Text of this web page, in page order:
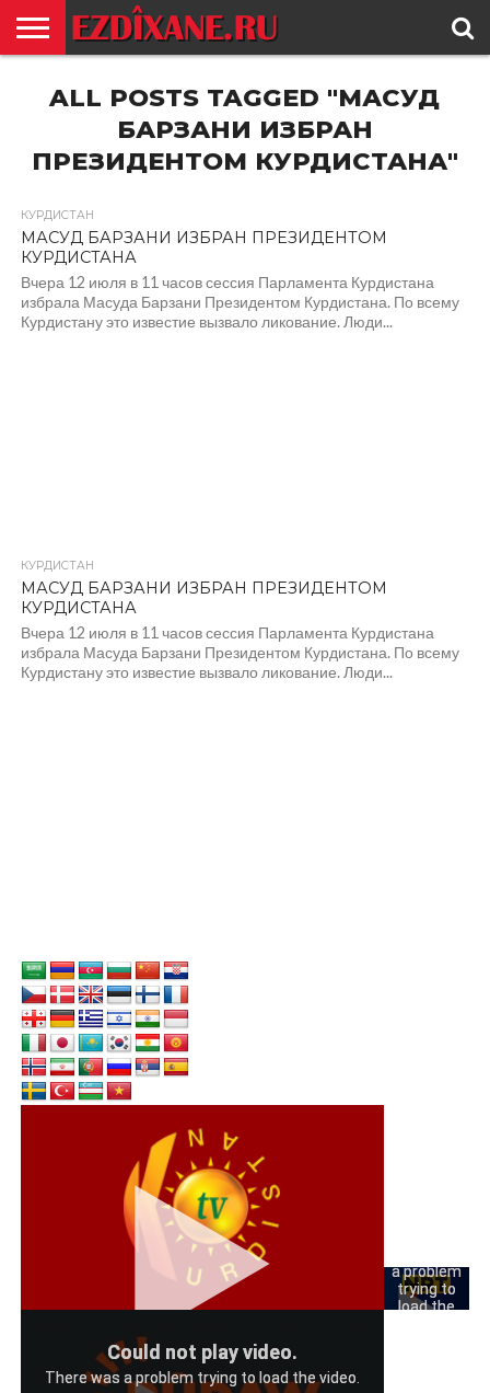
ЕЗИДИЗМ
НОВОСТИ
ИСТОРИЯ
КУЛЬТУРА
КОНТАКТ
ALL POSTS TAGGED "МАСУД
БАРЗАНИ ИЗБРАН
ПРЕЗИДЕНТОМ КУРДИСТАНА"
КУРДИСТАН
МАСУД БАРЗАНИ ИЗБРАН ПРЕЗИДЕНТОМ
КУРДИСТАНА
Вчера 12 июля в 11 часов сессия Парламента Курдистана
избрала Масуда Барзани Президентом Курдистана. По всему
Курдистану это известие вызвало ликование. Люди...
КУРДИСТАН
МАСУД БАРЗАНИ ИЗБРАН ПРЕЗИДЕНТОМ
КУРДИСТАНА
Вчера 12 июля в 11 часов сессия Парламента Курдистана
избрала Масуда Барзани Президентом Курдистана. По всему
Курдистану это известие вызвало ликование. Люди...
a problem
trying to
load the
Could not play video.
There was a problem trying to load the video.